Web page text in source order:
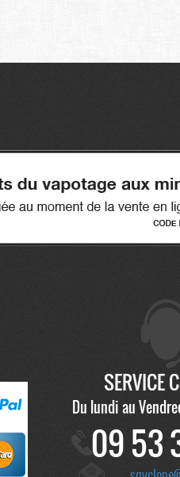
SERVICE
Du lundi au
09 53